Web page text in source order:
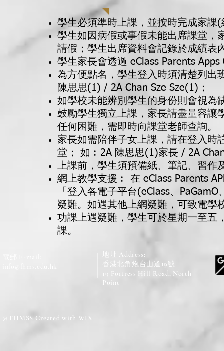
學生必須準時上課，並按時完成家課
學生如因病假或事假未能出席課堂，
請假；學生出席資料會記錄於成績表
學生家長會透過 eClass Parents
為方便點名，學生登入時須清楚列出
陳思思(1) / 2A Chan Sze Sze(1)；
如學校未能辨別學生的身份則會視為
鼓勵學生獨立上課，家長請盡量容讓
任何困難，需即時向課堂老師查詢。
家長如需陪伴子女上課，請在登入時
堂； 如︰2A 陳思思(1)家長 / 2A
上課前，學生須預備紙、筆記、習作
網上教學支援︰ 在 eClass Parents
「登入各電子平台(eClass、
疑難。如遇其他上網疑難，可致電學
功課上遇疑難，學生可於星期一至五
課。
地址 Address:
香港北角炮台山道19號
19 Fortress Hill Road, North
Point
© FHMSS Created with WIX